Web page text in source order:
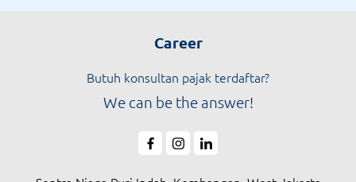
Career
Butuh konsultan pajak terdaftar?
We can be the answer!